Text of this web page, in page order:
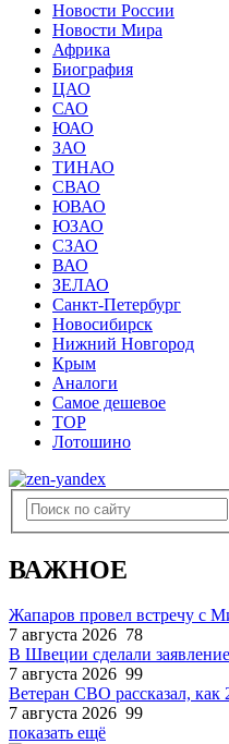
Новости России
Новости Мира
Африка
Биография
ЦАО
САО
ЮАО
ЗАО
ТИНАО
СВАО
ЮВАО
ЮЗАО
СЗАО
ВАО
ЗЕЛАО
Санкт-Петербург
Новосибирск
Нижний Новгород
Крым
Аналоги
Самое дешевое
TOP
Лотошино
ВАЖНОЕ
Жапаров провел встречу с
7 августа 2026 78
В Швеции сделали
7 августа 2026 99
Ветеран СВО рассказал,
7 августа 2026 99
показать ещё